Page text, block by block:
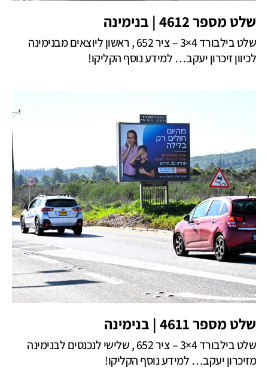
שלט מספר 4612 | בנימינה
שלט בילבורד 4×3 – ציר 652 , ראשון ליוצאים מבנימינה
לכיוון זיכרון יעקב… למידע נוסף הקליקו!
שלט מספר 4611 | בנימינה
שלט בילבורד 4×3 – ציר 652 , שלישי לנכנסים לבנימינה
מזיכרון יעקב… למידע נוסף הקליקו!